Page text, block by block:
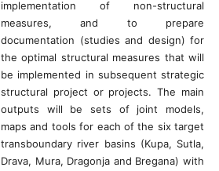
implementation of non-structural
measures, and to prepare
documentation (studies and design) for
the optimal structural measures that will
be implemented in subsequent strategic
structural project or projects. The main
outputs will be sets of joint models,
maps and tools for each of the six target
transboundary river basins (Kupa, Sutla,
Drava, Mura, Dragonja and Bregana) with